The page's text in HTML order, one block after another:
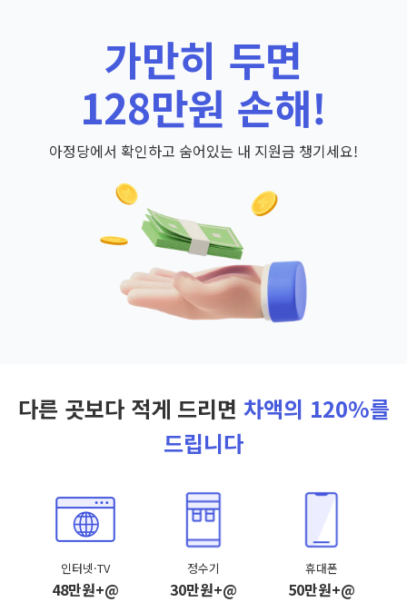
가만히 두면
128만원 손해!
아정당에서 확인하고 숨어있는 내 지원금 챙기세요!
다른 곳보다 적게 드리면 차액의 120%를
드립니다
인터넷·TV
48만원+@
정수기
30만원+@
휴대폰
50만원+@